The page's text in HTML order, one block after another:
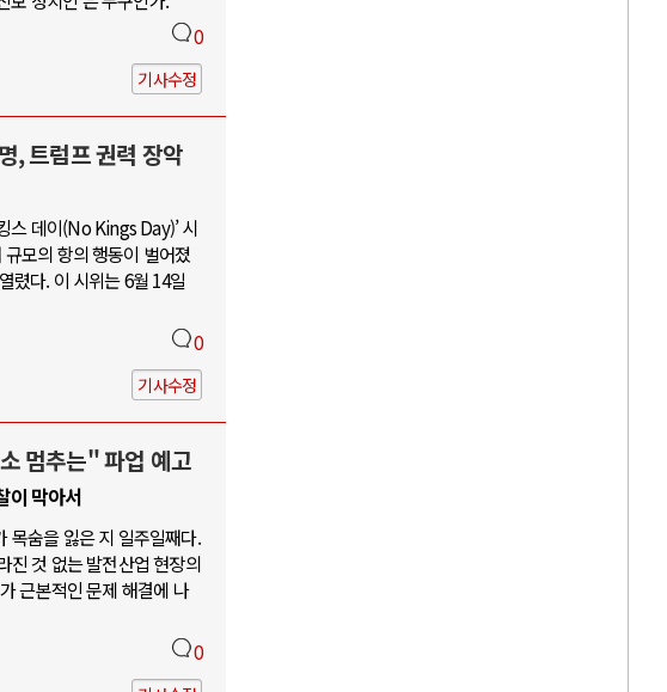
0
기사수정
, 트럼프 권력 장악
스 데이(No Kings Day)’ 시
모의 항의 행동이 벌어졌
렸다. 이 시위는 6월 14일
0
기사수정
멈추는" 파업 예고
이 막아서
목숨을 잃은 지 일주일째다.
진 것 없는 발전산업 현장의
근본적인 문제 해결에 나
0